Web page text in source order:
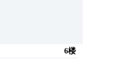
6楼